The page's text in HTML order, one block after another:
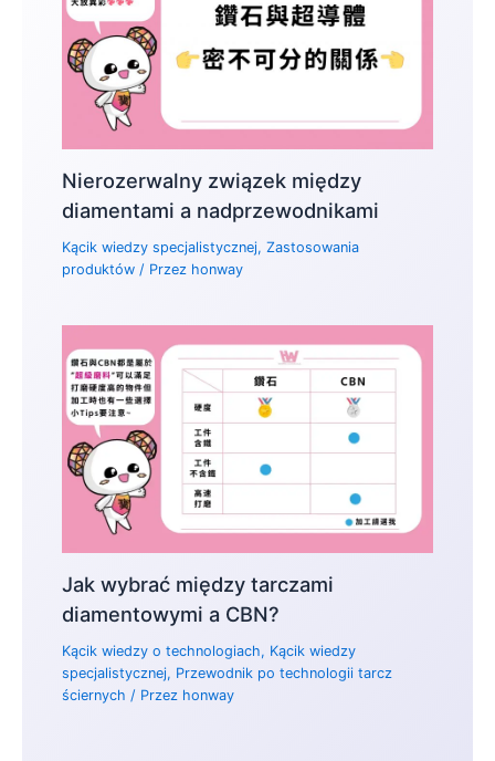
Nierozerwalny związek między
diamentami a nadprzewodnikami
Kącik wiedzy specjalistycznej,Zastosowania
produktów / Przez honway
Jak wybrać między tarczami
diamentowymi a CBN?
Kącik wiedzy o technologiach, Kącik wiedzy
specjalistycznej, Przewodnik po technologii tarcz
ściernych / Przez honway